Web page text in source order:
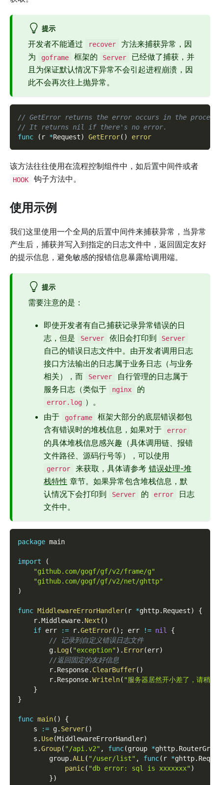
提示
开发者不能通过 recover
方法来捕获异常，因
为
goframe 框架的 Server
已经做了捕获，并
且为保证默认情况下异常不会引起进程崩溃，因
此不会再次往上抛异常。
// GetError returns the error occurs in the
// It returns nil if there's no error.
func
( r *Request) GetError( ) error
该方法往往使用在流程控制组件中，如后置中间件或者
HOOK 钩子方法中。
使用示例
我们这里使用一个全局的后置中间件来捕获异常，当异常
产生后，捕获并写入到指定的日志文件中，返回固定友好
的提示信息，避免敏感的报错信息暴露给调用端。
提示
需要注意的是：
即使开发者有自己捕获记录异常错误的日
志，但是
Server 依旧会打印到 Server
自己的错误日志文件中。由开发者调用日志
接口方法输出的日志属于业务日志（与业务
相关），而
Server
自行管理的日志属于
服务日志（类似于
nginx 的
error.log ）。
由于
goframe
框架大部分的底层错误都包
含有错误时的堆栈信息，如果对于
error
的具体堆栈信息感兴趣（具体调用链、报错
文件路径、源码行号等），可以使用
gerror 来获取，具体请参考 错误处理-堆
栈特性 章节。如果异常包含堆栈信息，默
认情况下会打印到
Server 的 error
日志
文件中。
package main
import
(
"github.com/gogf/gf/v2/frame/g"
"github.com/gogf/gf/v2/net/ghttp"
)
func MiddlewareErrorHandler( r *ghttp. Request)
{
    r
.Middleware. Next ( )
if err := r.GetError( ) ; err != nil
{
// 记录到自定义错误日志文件
        g
. Log( "exception") . Error(err)
//返回固定的友好信息
        r
. Response. ClearBuffer( )
        r
. Response.Writeln( "服务器居然开小差了，请稍后
}
}
func main( )
{
    s
:= g. Server( )
    s
. Use(MiddlewareErrorHandler)
    s
.Group( "/api.v2" , func(group *ghttp.
        group
.ALL ( "/user/list" , func( r *ghttp.
panic( "db error: sql is xxxxxxx")
})